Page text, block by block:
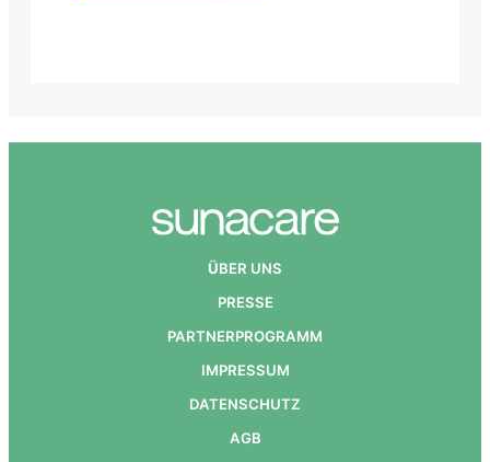
ÜBER UNS
PRESSE
PARTNERPROGRAMM
IMPRESSUM
DATENSCHUTZ
AGB